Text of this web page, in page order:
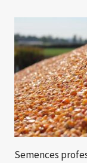
Semences